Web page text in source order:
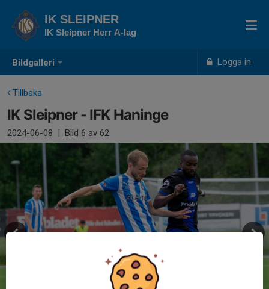
Bildgalleri Logga in
IK SLEIPNER
IK Sleipner Herr A-lag
Tillbaka
IK Sleipner - IFK Haninge
2024-06-08 | Bild 6 av 62